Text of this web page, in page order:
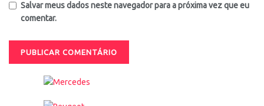
Salvar meus dados neste navegador para a próxima vez que eu
comentar.